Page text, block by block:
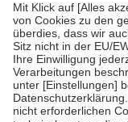
fallenkeine
• Kindern und
mit Ausnahme der
• Untersuchungen zur
GKV getragen werden
• empfohlenen
• Harn- und